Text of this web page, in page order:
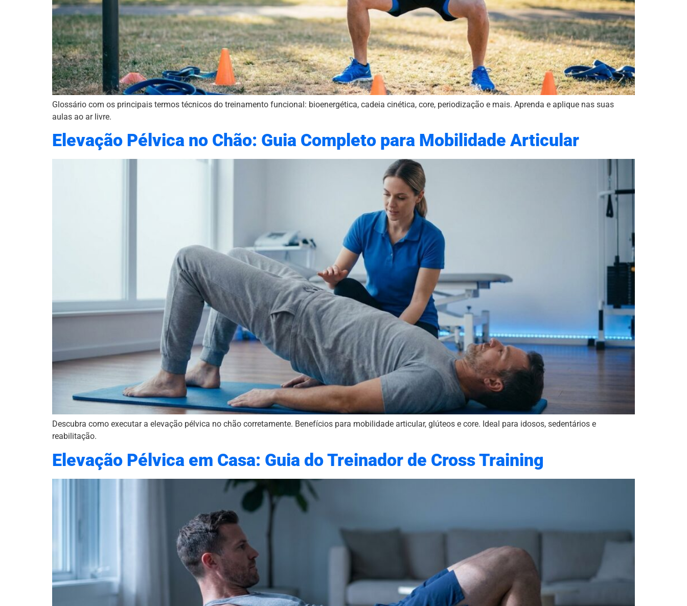
Glossário com os principais termos técnicos do treinamento funcional: bioenergética, cadeia cinética, core, periodização e mais. Aprenda e aplique nas suas
aulas ao ar livre.
Elevação Pélvica no Chão: Guia Completo para Mobilidade Articular
Descubra como executar a elevação pélvica no chão corretamente. Benefícios para mobilidade articular, glúteos e core. Ideal para idosos, sedentários e
reabilitação.
Elevação Pélvica em Casa: Guia do Treinador de Cross Training